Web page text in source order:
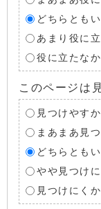
どちらとも
あまり役に
役に立たな
このページは
見つけやす
まあまあ見
どちらとも
やや見つけ
見つけにく